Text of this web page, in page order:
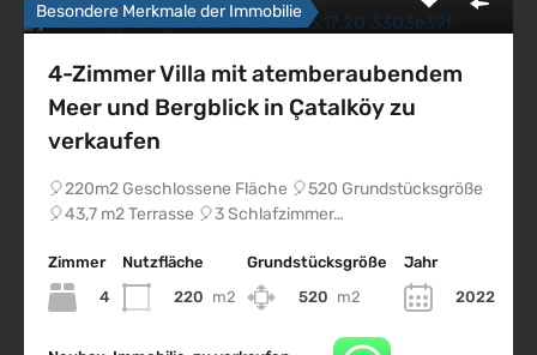
Besondere Merkmale der Immobilie
4-Zimmer Villa mit atemberaubendem
Meer und Bergblick in Çatalköy zu
verkaufen
🎈220m2 Geschlossene Fläche 🎈520 Grundstücksgröße
🎈43,7 m2 Terrasse 🎈3 Schlafzimmer…
Zimmer
4
Nutzfläche
220 m2
Grundstücksgröße
520 m2
Jahr
2022
Impressum
Datenschutz
Northskyproperty
Erdem Citil